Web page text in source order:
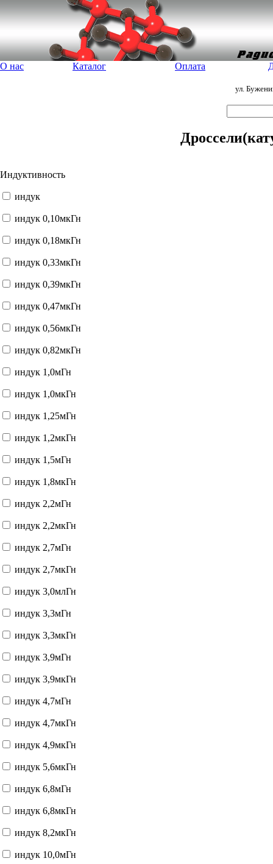
О нас Каталог Оплата
ул.
Индуктивность
индук
индук 0,10мкГн
индук 0,18мкГн
индук 0,33мкГн
индук 0,39мкГн
индук 0,47мкГн
индук 0,56мкГн
индук 0,82мкГн
индук 1,0мГн
индук 1,0мкГн
индук 1,25мГн
индук 1,2мкГн
индук 1,5мГн
индук 1,8мкГн
индук 2,2мГн
индук 2,2мкГн
индук 2,7мГн
индук 2,7мкГн
индук 3,0млГн
индук 3,3мГн
индук 3,3мкГн
индук 3,9мГн
индук 3,9мкГн
индук 4,7мГн
индук 4,7мкГн
индук 4,9мкГн
индук 5,6мкГн
индук 6,8мГн
индук 6,8мкГн
индук 8,2мкГн
индук 10,0мГн